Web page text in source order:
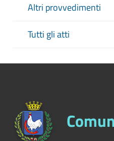
Altri provvedimenti
Tutti gli atti